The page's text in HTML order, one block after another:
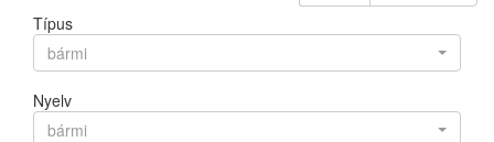
Típus
bármi
Nyelv
bármi